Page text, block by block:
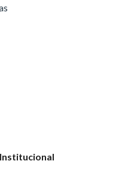
Institucional